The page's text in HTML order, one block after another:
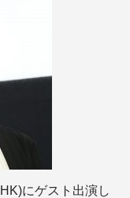
にゲスト出演し